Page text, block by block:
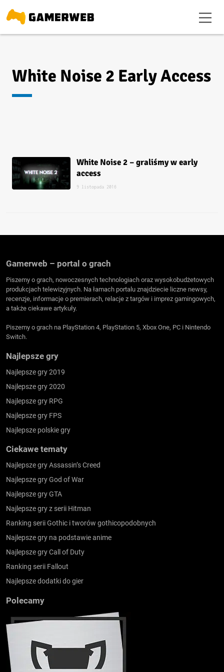
White Noise 2 Early Access
White Noise 2 – graliśmy w early
access
9 listopada 2016
Gamerweb – portal o grach
Piszemy o grach, nowoczesnych technologiach oraz wysokobudżetowych
produkcjach telewizyjnych. Na łamach portalu znajdziecie liczne newsy,
recenzje, informacje o premierach, relacje z targów i imprez gamingowych,
a także ciekawe artykuły.
Piszemy o grach na PlayStation 4, PlayStation 5, Xbox One, PC i Nintendo
Switch.
Najlepsze gry
Najlepsze gry 2019
Najlepsze gry 2020
Najlepsze gry RPG
Najlepsze gry FPS
Najlepsze polskie gry
Ciekawe tematy
Najlepsze gry Assassin’s Creed
Najlepsze gry God of War
Najlepsze gry GTA
Najlepsze gry z serii Hitman
Ranking serii Gothic i tworów gothicopodobnych
Najlepsze gry na podstawie anime
Najlepsze gry Call of Duty
Ranking serii Fallout
Najlepsze dodatki do gier
Polecamy